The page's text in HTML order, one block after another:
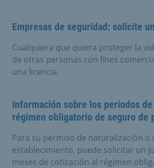
Empresas de seguridad: solicite
Cualquiera que quiera proteger la
de otras personas con fines
una licencia.
Información sobre los periodos
régimen obligatorio de seguro de
Para su permiso de naturalización o
establecimiento, puede solicitar un
meses de cotización al régimen